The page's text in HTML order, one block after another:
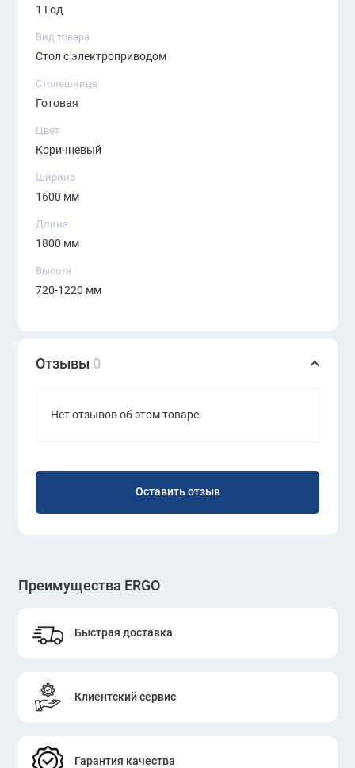
положений в зависимости от комплектации).
1 Год
Вид товара
Стол с электроприводом
Столешница
Готовая
Цвет
Коричневый
Ширина
1600 мм
Длина
1800 мм
Высота
720-1220 мм
Отзывы 0
Нет отзывов об этом товаре.
Оставить отзыв
Преимущества ERGO
Быстрая доставка
Клиентский сервис
Гарантия качества